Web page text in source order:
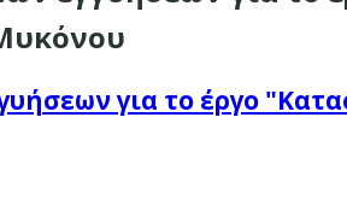
για το έργο